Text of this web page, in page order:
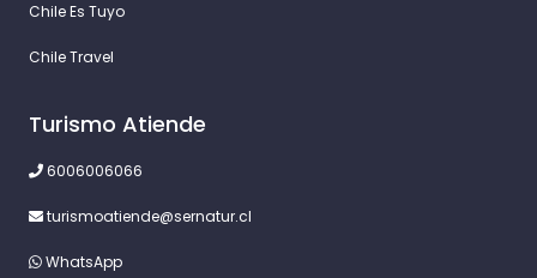
Chile Es Tuyo
Chile Travel
Turismo Atiende
6006006066
turismoatiende@sernatur.cl
WhatsApp